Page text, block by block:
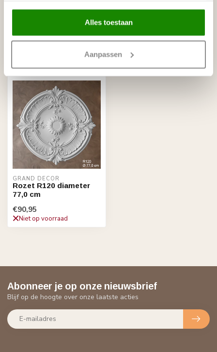
Alles toestaan
Aanpassen
Express (425 gram)
GRAND DECOR
Rozet R120 diameter
77,0 cm
€90,95
Niet op voorraad
Abonneer je op onze nieuwsbrief
Blijf op de hoogte over onze laatste acties